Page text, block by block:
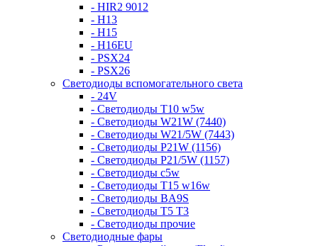
- HIR2 9012
- H13
- H15
- H16EU
- PSX24
- PSX26
Светодиоды вспомогательного света
- 24V
- Светодиоды T10 w5w
- Светодиоды W21W (7440)
- Светодиоды W21/5W (7443)
- Светодиоды P21W (1156)
- Светодиоды P21/5W (1157)
- Светодиоды c5w
- Светодиоды T15 w16w
- Светодиоды BA9S
- Светодиоды T5 T3
- Светодиоды прочие
Светодиодные фары